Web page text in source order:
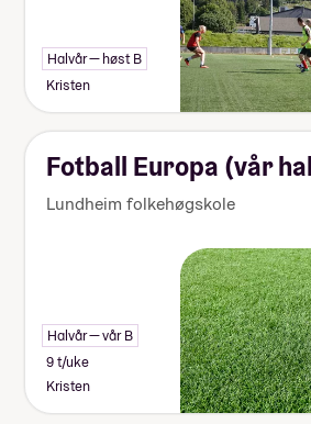
Halvår — høst B
Kristen
Fotball Europa (vår
Lundheim folkehøgskole
Halvår — vår B
9 t/uke
Kristen